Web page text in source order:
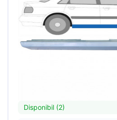
Disponibil (2)